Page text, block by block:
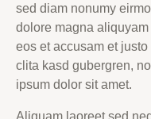
sed diam nonumy
dolore magna
eos et accusam et
clita kasd gubergren,
ipsum dolor sit amet.
Aliquam laoreet sed